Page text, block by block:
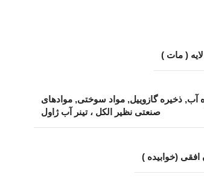
( مات )
آب, ذخیره گازوییل, مواد سوختی, موادهای
صنعتی نظیر الکل ، تینر آب ژاول
(خوابیده )